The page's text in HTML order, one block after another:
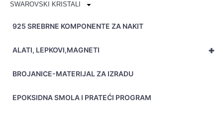
SWAROVSKI KRISTALI
925 SREBRNE KOMPONENTE ZA NAKIT
+
ALATI, LEPKOVI,MAGNETI
BROJANICE-MATERIJAL ZA IZRADU
EPOKSIDNA SMOLA I PRATEĆI PROGRAM